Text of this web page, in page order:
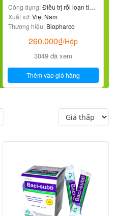
Công dụng:Điều trị rối loạn tiêu
hóa
Xuất xứ:Việt Nam
Thương hiệu: Biopharco
260.000₫/Hộp
3049 đã xem
Thêm vào giỏ hàng